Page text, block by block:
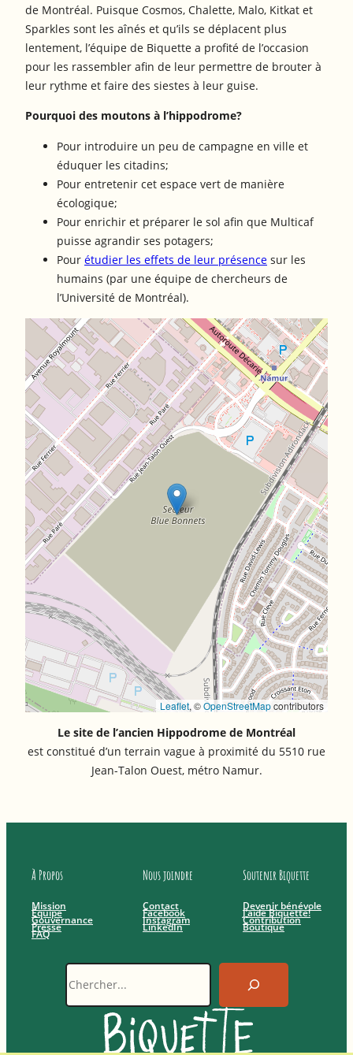
de Montréal. Puisque Cosmos, Chalette, Malo, Kitkat et
Sparkles sont les aînés et qu’ils se déplacent plus
lentement, l’équipe de Biquette a profité de l’occasion
pour les rassembler afin de leur permettre de brouter à
leur rythme et faire des siestes à leur guise.
Pourquoi des moutons à l’hippodrome?
Pour introduire un peu de campagne en ville et
éduquer les citadins;
Pour entretenir cet espace vert de manière
écologique;
Pour enrichir et préparer le sol afin que Multicaf
puisse agrandir ses potagers;
Pour étudier les effets de leur présence sur les
humains (par une équipe de chercheurs de
l’Université de Montréal).
Leaflet, ©OpenStreetMapcontributors
Le site de l’ancien Hippodrome de Montréal
est constitué d’un terrain vague à proximité du 5510 rue
Jean-Talon Ouest, métro Namur.
Recherche
À Propos
Mission
Équipe
Gouvernance
Presse
FAQ
Nous joindre
Contact
Facebook
Instagram
LinkedIn
Soutenir Biquette
Devenir bénévole
J’aide Biquette!
Contribution
Boutique